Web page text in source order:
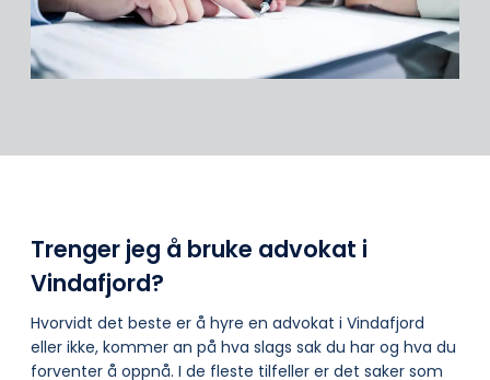
Trenger jeg å bruke advokat i
Vindafjord?
Hvorvidt det beste er å hyre en advokat i Vindafjord
eller ikke, kommer an på hva slags sak du har og hva du
forventer å oppnå. I de fleste tilfeller er det saker som